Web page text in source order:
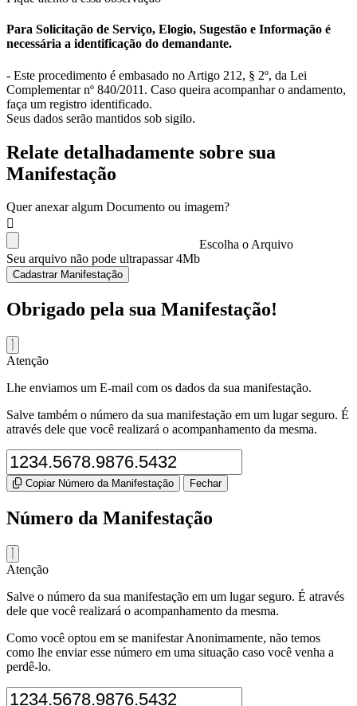
Para Solicitação de Serviço, Elogio, Sugestão e Informação é
necessária a identificação do demandante.
- Este procedimento é embasado no Artigo 212, § 2º, da Lei
Complementar nº 840/2011. Caso queira acompanhar o andamento,
faça um registro identificado.
Seus dados serão mantidos sob sigilo.
Relate detalhadamente sobre sua
Manifestação
Quer anexar algum Documento ou imagem?
Escolha o Arquivo
Seu arquivo não pode ultrapassar 4Mb
Cadastrar Manifestação
Obrigado pela sua Manifestação!
Atenção
Lhe enviamos um E-mail com os dados da sua manifestação.
Salve também o número da sua manifestação em um lugar seguro. É
através dele que você realizará o acompanhamento da mesma.
Copiar Número da Manifestação Fechar
Número da Manifestação
Atenção
Salve o número da sua manifestação em um lugar seguro. É através
dele que você realizará o acompanhamento da mesma.
Como você optou em se manifestar Anonimamente, não temos
como lhe enviar esse número em uma situação caso você venha a
perdê-lo.